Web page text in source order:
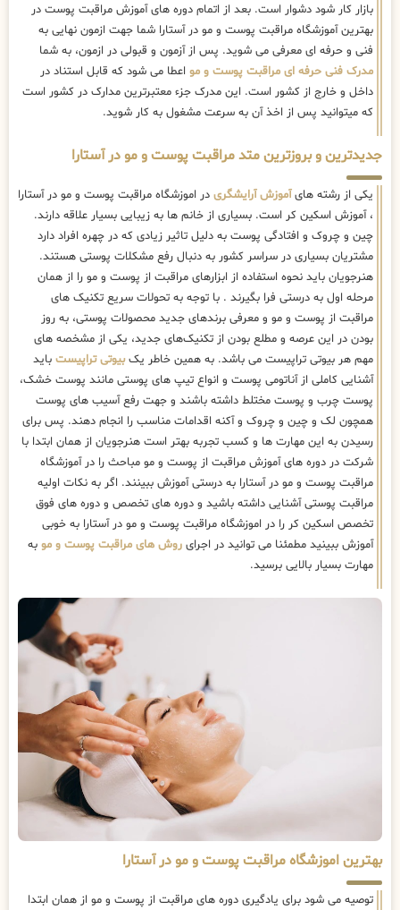
بازار کار شود دشوار است. بعد از اتمام دوره های آموزش مراقبت پوست در
بهترین آموزشگاه مراقبت پوست و مو در آستارا شما جهت ازمون نهایی به
فنی و حرفه ای معرفی می شوید. پس از آزمون و قبولی در ازمون، به شما
مدرک فنی حرفه ای مراقبت پوست و مو اعطا می شود که قابل استناد در
داخل و خارج از کشور است. این مدرک جزء معتبرترین مدارک در کشور است
که میتوانید پس از اخذ آن به سرعت مشغول به کار شوید.
جدیدترین و بروزترین متد مراقبت پوست و مو در آستارا
یکی از رشته هایآموزش آرایشگری در اموزشگاه مراقبت پوست و مو در آستارا
، آموزش اسکین کر است. بسیاری از خانم ها به زیبایی بسیار علاقه دارند.
چین و چروک و افتادگی پوست به دلیل تاثیر زیادی که در چهره افراد دارد
مشتریان بسیاری در سراسر کشور به دنبال رفع مشکلات پوستی هستند.
هنرجویان باید نحوه استفاده از ابزارهای مراقبت از پوست و مو را از همان
مرحله اول به درستی فرا بگیرند . با توجه به تحولات سریع تکنیک ‌های
مراقبت از پوست و مو و معرفی برندهای جدید محصولات پوستی، به روز
بودن در این عرصه و مطلع بودن از تکنیک‌های جدید، یکی از مشخصه های
مهم هر بیوتی تراپیست می باشد. به همین خاطر یکبیوتی تراپیست باید
آشنایی کاملی از آناتومی پوست و انواع تیپ های پوستی مانند پوست خشک،
پوست چرب و پوست مختلط داشته باشند و جهت رفع آسیب های پوست
همچون لک و چین و چروک و آکنه اقدامات مناسب را انجام دهند. پس برای
رسیدن به این مهارت ها و کسب تجربه بهتر است هنرجویان از همان ابتدا با
شرکت در دوره های آموزش مراقبت از پوست و مو مباحث را در آموزشگاه
مراقبت پوست و مو در آستارا به درستی آموزش ببینند. اگر به نکات اولیه
مراقبت پوستی آشنایی داشته باشید و دوره های تخصص و دوره های فوق
تخصص اسکین کر را در اموزشگاه مراقبت پوست و مو در آستارا به خوبی
آموزش ببینید مطمئنا می توانید در اجرای روش های مراقبت پوست و مو به
مهارت بسیار بالایی برسید.
بهترین اموزشگاه مراقبت پوست و مو در آستارا
توصیه می شود برای یادگیری دوره های مراقبت از پوست و مو از همان ابتدا